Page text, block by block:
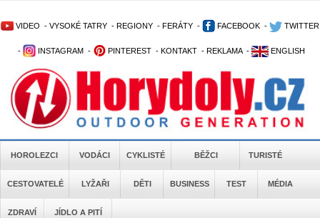
VIDEO - VYSOKÉ TATRY - REGIONY - FERÁTY - FACEBOOK - TWITTER
- INSTAGRAM - PINTEREST - KONTAKT - REKLAMA - ENGLISH
HOROLEZCI VODÁCI CYKLISTÉ BĚŽCI TURISTÉ
CESTOVATELÉ LYŽAŘI DĚTI BUSINESS TEST MÉDIA
ZDRAVÍ JÍDLO A PITÍ